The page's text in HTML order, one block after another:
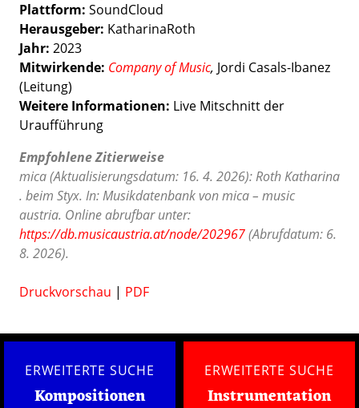
Plattform: SoundCloud
Herausgeber: KatharinaRoth
Jahr: 2023
Mitwirkende: Company of Music, Jordi Casals-Ibanez
(Leitung)
Weitere Informationen: Live Mitschnitt der
Uraufführung
Empfohlene Zitierweise
mica (Aktualisierungsdatum: 16. 4. 2026): Roth Katharina
. beim Styx. In: Musikdatenbank von mica – music
austria. Online abrufbar unter:
https://db.musicaustria.at/node/202967(Abrufdatum: 6.
8. 2026).
Druckvorschau | PDF
ERWEITERTE SUCHE
Kompositionen
ERWEITERTE SUCHE
Instrumentation